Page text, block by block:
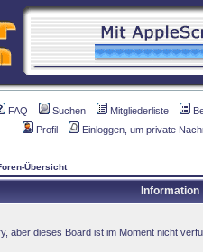
FAQ Suchen Mitgliederliste
Profil
Einloggen, um private
Übersicht
Information
aber dieses Board ist im Moment nicht